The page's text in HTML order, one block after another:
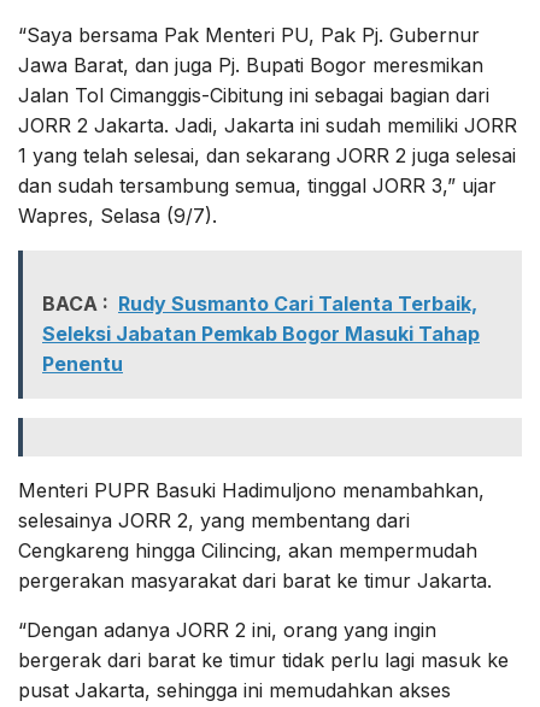
“Saya bersama Pak Menteri PU, Pak Pj. Gubernur
Jawa Barat, dan juga Pj. Bupati Bogor meresmikan
Jalan Tol Cimanggis-Cibitung ini sebagai bagian dari
JORR 2 Jakarta. Jadi, Jakarta ini sudah memiliki JORR
1 yang telah selesai, dan sekarang JORR 2 juga selesai
dan sudah tersambung semua, tinggal JORR 3,” ujar
Wapres, Selasa (9/7).
BACA : Rudy Susmanto Cari Talenta Terbaik,
Seleksi Jabatan Pemkab Bogor Masuki Tahap
Penentu
Menteri PUPR Basuki Hadimuljono menambahkan,
selesainya JORR 2, yang membentang dari
Cengkareng hingga Cilincing, akan mempermudah
pergerakan masyarakat dari barat ke timur Jakarta.
“Dengan adanya JORR 2 ini, orang yang ingin
bergerak dari barat ke timur tidak perlu lagi masuk ke
pusat Jakarta, sehingga ini memudahkan akses